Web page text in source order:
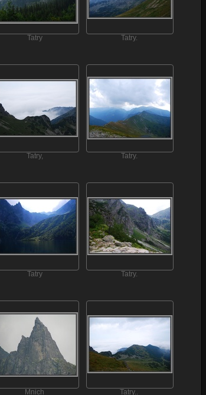
Tatry Tatry.
Tatry, Tatry.
Tatry Tatry.
Mnich Tatry..